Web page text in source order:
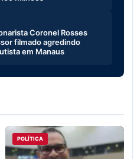
Coronel Rosses
filmado agredindo
em Manaus
POLÍTICA